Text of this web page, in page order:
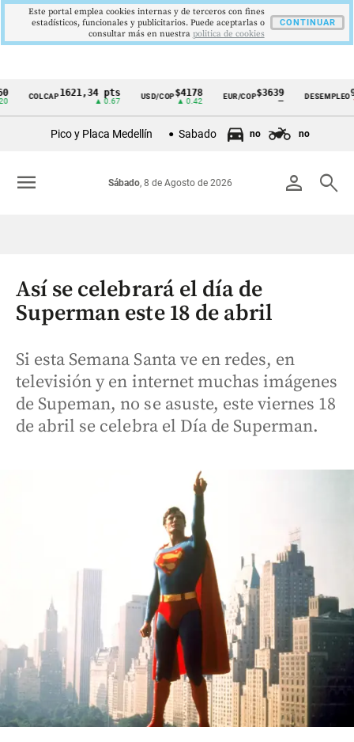
Cintillo
Colombia
COLCAP1621,34 pts USD/COP$4178
▲ 0.42
EUR/COP$3639
—
DESEMPLEO9,9 %
▼ 0.30
Pico y Placa Medellín Sabado no no
person search
Sábado, 8 de Agosto de 2026
menu
Así se celebrará el día de
Superman este 18 de abril
Si esta Semana Santa ve en redes, en
televisión y en internet muchas imágenes
de Supeman, no se asuste, este viernes 18
de abril se celebra el Día de Superman.
Este portal emplea cookies internas y de terceros con fines
estadísticos, funcionales y publicitarios. Puede aceptarlas o
consultar más en nuestra politica de cookies
CONTINUAR